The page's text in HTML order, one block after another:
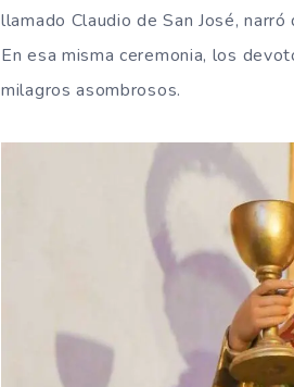
llamado Claudio de San José,
En esa misma ceremonia, los
milagros asombrosos.